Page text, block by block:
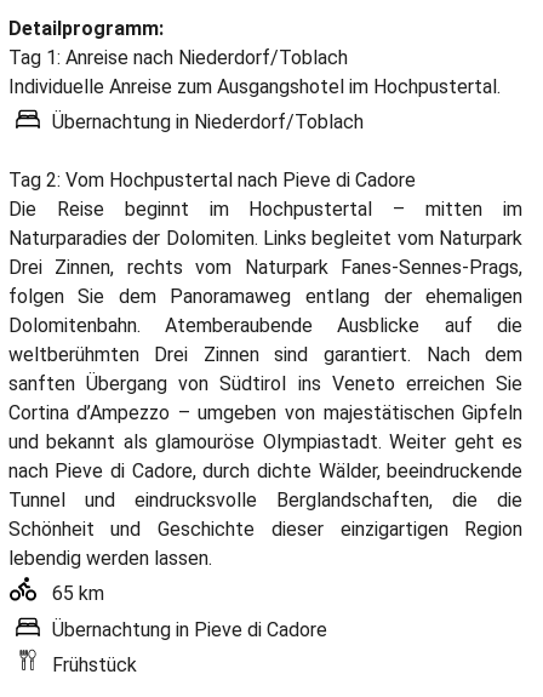
Detailprogramm:
Tag 1: Anreise nach Niederdorf/Toblach
Individuelle Anreise zum Ausgangshotel im Hochpustertal.
Übernachtung in Niederdorf/Toblach
Tag 2: Vom Hochpustertal nach Pieve di Cadore
Die Reise beginnt im Hochpustertal – mitten im
Naturparadies der Dolomiten. Links begleitet vom Naturpark
Drei Zinnen, rechts vom Naturpark Fanes-Sennes-Prags,
folgen Sie dem Panoramaweg entlang der ehemaligen
Dolomitenbahn. Atemberaubende Ausblicke auf die
weltberühmten Drei Zinnen sind garantiert. Nach dem
sanften Übergang von Südtirol ins Veneto erreichen Sie
Cortina d’Ampezzo – umgeben von majestätischen Gipfeln
und bekannt als glamouröse Olympiastadt. Weiter geht es
nach Pieve di Cadore, durch dichte Wälder, beeindruckende
Tunnel und eindrucksvolle Berglandschaften, die die
Schönheit und Geschichte dieser einzigartigen Region
lebendig werden lassen.
65 km
Übernachtung in Pieve di Cadore
Frühstück